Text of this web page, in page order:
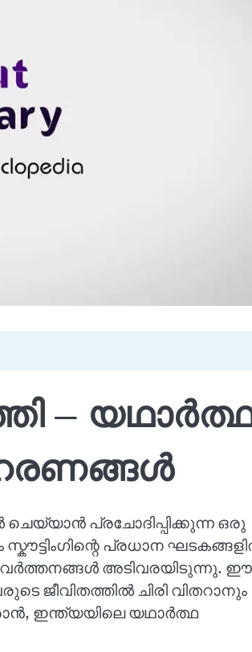
–
ചെയ്യാൻ പ്രചോദിപ്പിക്കുന്ന ഒരു
പ്രധാന
അടിവരയിടുന്നു. ഈ
ജീവിതത്തിൽ ചിരി വിതറാനും
ഇന്ത്യയിലെ യഥാർത്ഥ